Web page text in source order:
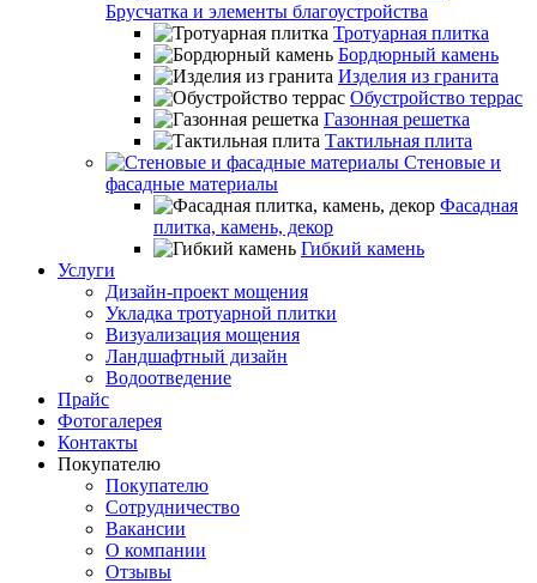
Брусчатка и элементы благоустройства
Тротуарная плитка
Бордюрный камень
Изделия из гранита
Обустройство террас
Газонная решетка
Тактильная плита
Стеновые и
фасадные материалы
Фасадная
плитка, камень, декор
Гибкий камень
Услуги
Дизайн-проект мощения
Укладка тротуарной плитки
Визуализация мощения
Ландшафтный дизайн
Водоотведение
Прайс
Фотогалерея
Контакты
Покупателю
Покупателю
Сотрудничество
Вакансии
О компании
Отзывы